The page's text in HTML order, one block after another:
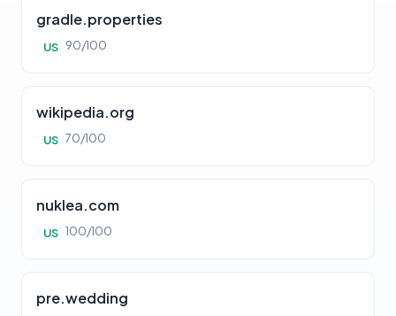
gradle.properties
US 90/100
wikipedia.org
US 70/100
nuklea.com
US 100/100
pre.wedding